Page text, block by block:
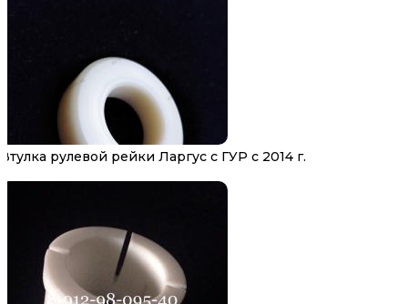
Втулка рулевой рейки Ларгус с ГУР с 2014 г.